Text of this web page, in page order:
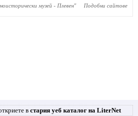
музей - Плевен" Подобни сайтове
в стария уеб каталог на LiterNet